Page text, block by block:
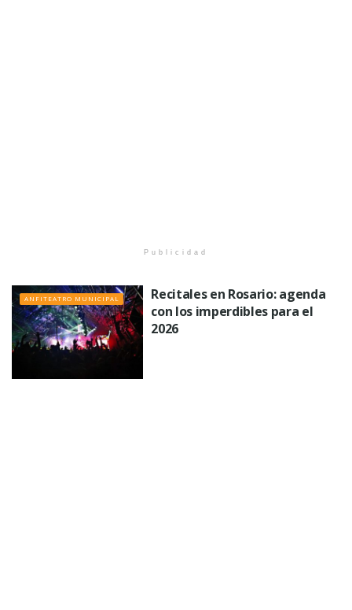
Publicidad
ANFITEATRO MUNICIPAL
Recitales en Rosario: agenda
con los imperdibles para el
2026